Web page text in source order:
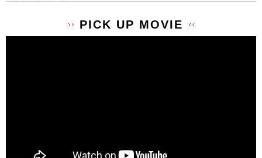
PICK UP MOVIE